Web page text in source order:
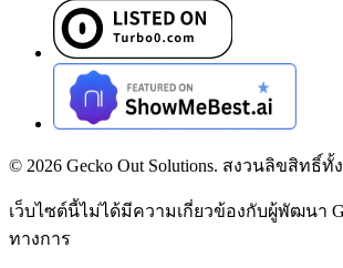
© 2026 Gecko Out Solutions. สงวนลิขสิทธิ์ทั้
เว็บไซต์นี้ไม่ได้มีความเกี่ยวข้องกับผู้พัฒนา
ทางการ